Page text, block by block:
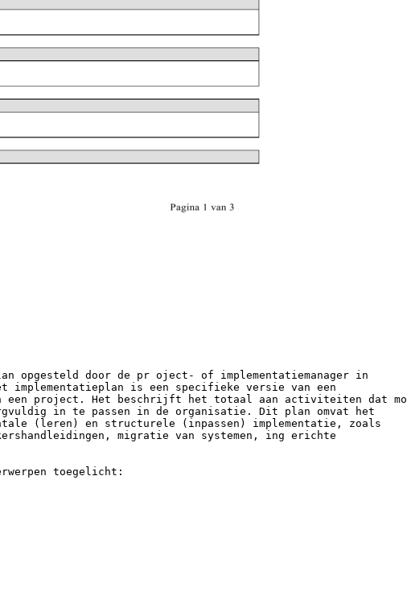
opgesteld door de pr oject- of implementatiemanager in
implementatieplan is een specifieke versie van een
project. Het beschrijft het totaal aan activiteiten dat
in te passen in de organisatie. Dit plan omvat het
(leren) en structurele (inpassen) implementatie, zoals
migratie van systemen, ing erichte
toegelicht: